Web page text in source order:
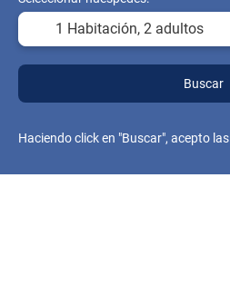
1 Habitación, 2 adultos
Buscar
Haciendo click en "Buscar", acepto las